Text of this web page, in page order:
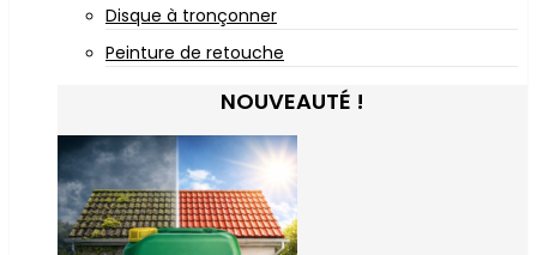
Disque à tronçonner
Peinture de retouche
NOUVEAUTÉ !